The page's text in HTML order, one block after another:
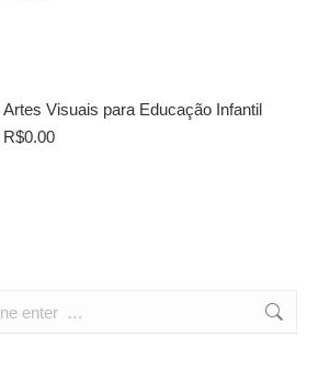
Artes Visuais para Educação Infantil
R$0.00